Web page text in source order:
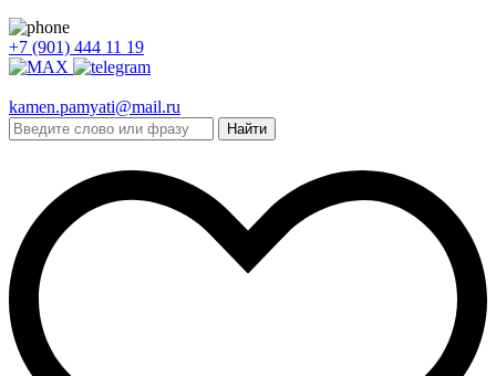
+7 (901) 444 11 19
kamen.pamyati@mail.ru